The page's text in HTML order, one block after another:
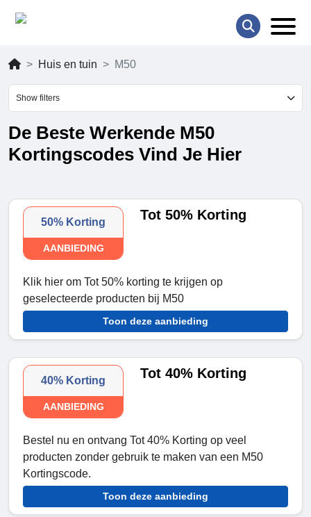
Huis en tuin M50
Show filters
De Beste Werkende M50
Kortingscodes Vind Je Hier
50% Korting
AANBIEDING
Tot 50% Korting
Klik hier om Tot 50% korting te krijgen op
geselecteerde producten bij M50
Toon deze aanbieding
40% Korting
AANBIEDING
Tot 40% Korting
Bestel nu en ontvang Tot 40% Korting op veel
producten zonder gebruik te maken van een M50
Kortingscode.
Toon deze aanbieding